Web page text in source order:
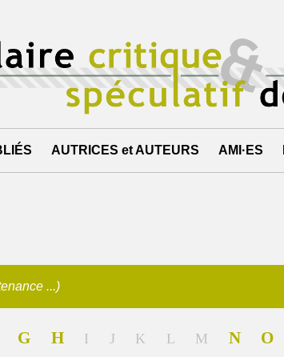
AUTRICES et AUTEURS AMI·ES
...)
G H I J K L M N O